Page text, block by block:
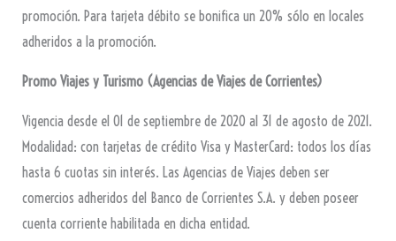
promoción. Para tarjeta débito se bonifica un 20% sólo en locales
adheridos a la promoción.
Promo Viajes y Turismo (Agencias de Viajes de Corrientes)
Vigencia desde el 01 de septiembre de 2020 al 31 de agosto de 2021.
Modalidad: con tarjetas de crédito Visa y MasterCard: todos los días
hasta 6 cuotas sin interés. Las Agencias de Viajes deben ser
comercios adheridos del Banco de Corrientes S.A. y deben poseer
cuenta corriente habilitada en dicha entidad.